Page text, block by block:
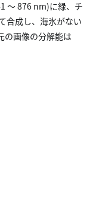
〜 876 nm)に緑、チ
合成し、海氷がない
の画像の分解能は